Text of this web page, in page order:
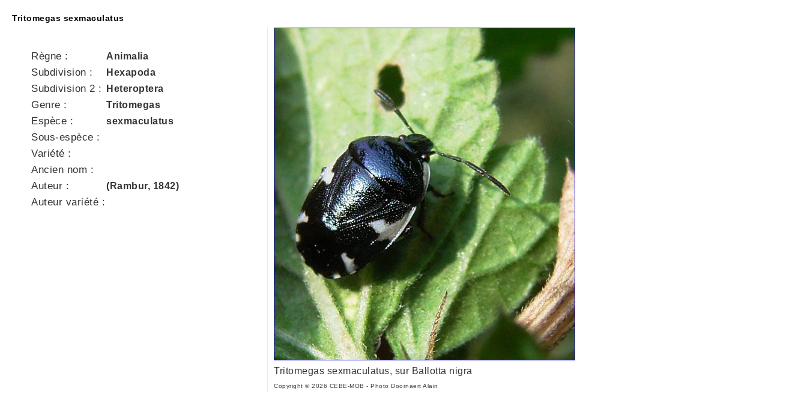
Tritomegas sexmaculatus
Règne : Animalia
Subdivision : Hexapoda
Subdivision 2 : Heteroptera
Genre : Tritomegas
Espèce : sexmaculatus
Sous-espèce :
Variété :
Ancien nom :
Auteur :
(Rambur, 1842)
Auteur variété :
Tritomegas sexmaculatus, sur Ballotta nigra
Copyright © 2026 CEBE-MOB - Photo Doornaert Alain